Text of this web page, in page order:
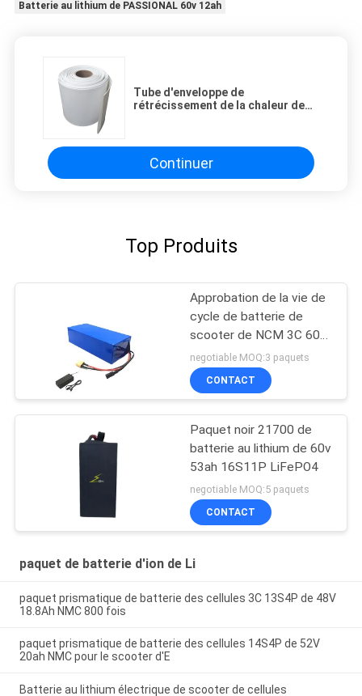
Batterie au lithium de PASSIONAL 60v 12ah
Tube d'enveloppe de
rétrécissement de la chaleur de
Continuer
Top Produits
Approbation de la vie de
cycle de batterie de
scooter de NCM 3C 60V
20ah longue ROHS
negotiable MOQ:3 paquets
CONTACT
Paquet noir 21700 de
batterie au lithium de 60v
53ah 16S11P LiFePO4
negotiable MOQ:5 paquets
CONTACT
paquet de batterie d'ion de Li
paquet prismatique de batterie des cellules 3C 13S4P de 48V
18.8Ah NMC 800 fois
paquet prismatique de batterie des cellules 14S4P de 52V
20ah NMC pour le scooter d'E
Batterie au lithium électrique de scooter de cellules